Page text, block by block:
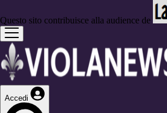
Questo sito contribuisce alla audience de
Accedi